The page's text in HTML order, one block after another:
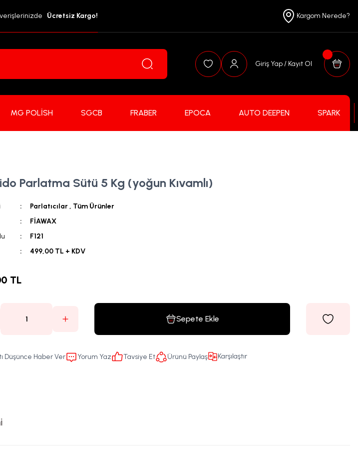
Ücretsiz Kargo! Kargom Nerede?
Giriş Yap / Kayıt Ol
MG POLİSH SGCB FRABER EPOCA AUTO DEEPEN SPARK
Parlatma Sütü 5 Kg (yoğun Kıvamlı)
Parlatıcılar, Tüm Ürünler
FİAWAX
F121
499,00 TL + KDV
TL
Sepete Ekle
Düşünce Haber Ver Yorum Yaz Tavsiye Et Ürünü Paylaş Karşılaştır